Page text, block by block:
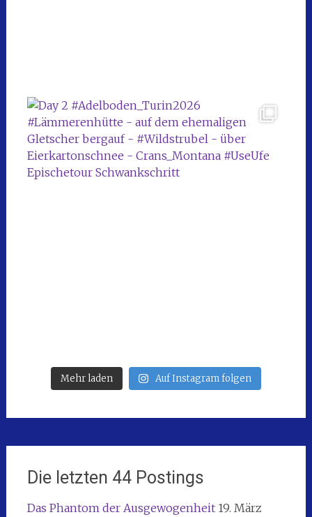
Mehr laden Auf Instagram folgen
Die letzten 44 Postings
Das Phantom der Ausgewogenheit 19. März